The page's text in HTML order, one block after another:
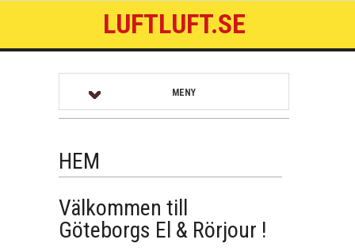
LUFTLUFT.SE
MENY
HEM
Välkommen till
Göteborgs El & Rörjour !